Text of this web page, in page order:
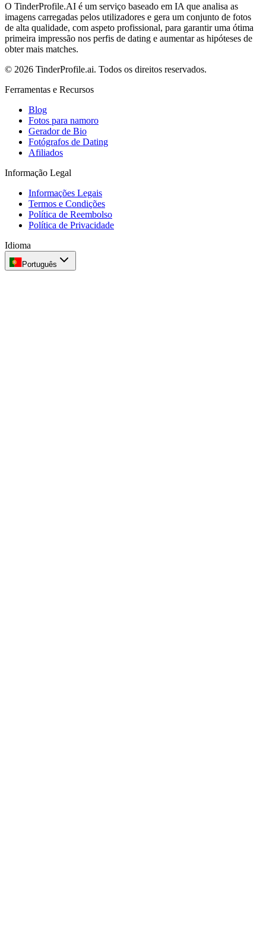
O TinderProfile.AI é um serviço baseado em IA que analisa as
imagens carregadas pelos utilizadores e gera um conjunto de fotos
de alta qualidade, com aspeto profissional, para garantir uma ótima
primeira impressão nos perfis de dating e aumentar as hipóteses de
obter mais matches.
© 2026 TinderProfile.ai. Todos os direitos reservados.
Ferramentas e Recursos
Blog
Fotos para namoro
Gerador de Bio
Fotógrafos de Dating
Afiliados
Informação Legal
Informações Legais
Termos e Condições
Política de Reembolso
Política de Privacidade
Idioma
Português